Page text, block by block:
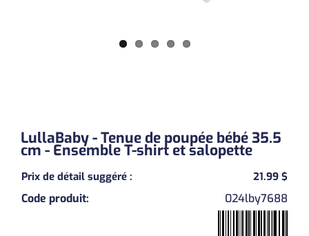
LullaBaby - Tenue de poupée bébé 35.5
cm - Ensemble T-shirt et salopette
Prix de détail suggéré : 21.99 $
Code produit: 024lby7688